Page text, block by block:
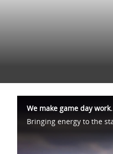
We make game day work.